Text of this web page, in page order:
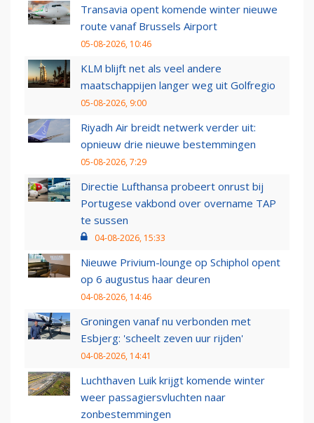
Transavia opent komende winter nieuwe
route vanaf Brussels Airport
05-08-2026, 10:46
KLM blijft net als veel andere
maatschappijen langer weg uit Golfregio
05-08-2026, 9:00
Riyadh Air breidt netwerk verder uit:
opnieuw drie nieuwe bestemmingen
05-08-2026, 7:29
Directie Lufthansa probeert onrust bij
Portugese vakbond over overname TAP
te sussen
04-08-2026, 15:33
Nieuwe Privium-lounge op Schiphol opent
op 6 augustus haar deuren
04-08-2026, 14:46
Groningen vanaf nu verbonden met
Esbjerg: 'scheelt zeven uur rijden'
04-08-2026, 14:41
Luchthaven Luik krijgt komende winter
weer passagiersvluchten naar
zonbestemmingen